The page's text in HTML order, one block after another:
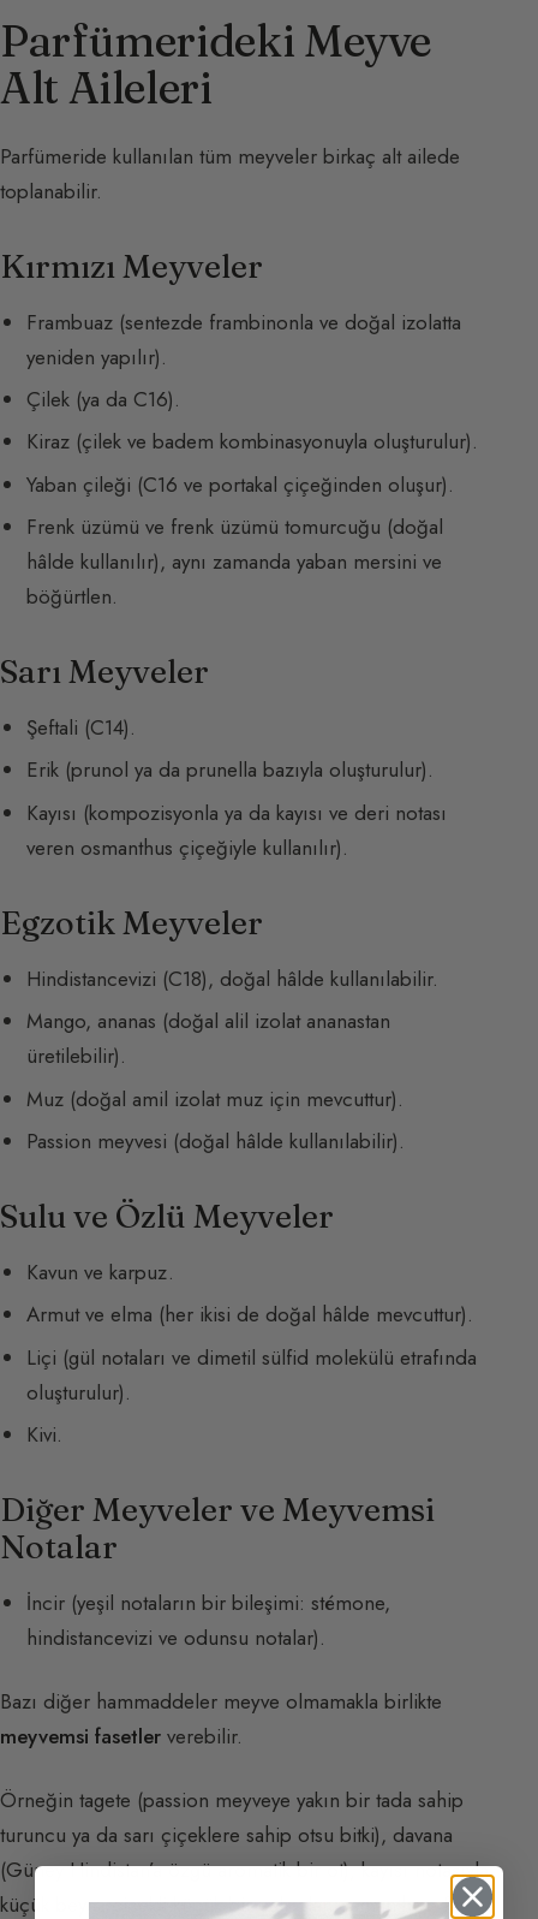
Parfümerideki Meyve
Alt Aileleri
Parfümeride kullanılan tüm meyveler birkaç alt ailede
toplanabilir.
Kırmızı Meyveler
Frambuaz (sentezde frambinonla ve doğal izolatta
yeniden yapılır).
Çilek (ya da C16).
Kiraz (çilek ve badem kombinasyonuyla oluşturulur).
Yaban çileği (C16 ve portakal çiçeğinden oluşur).
Frenk üzümü ve frenk üzümü tomurcuğu (doğal
hâlde kullanılır), aynı zamanda yaban mersini ve
böğürtlen.
Sarı Meyveler
Şeftali (C14).
Erik (prunol ya da prunella bazıyla oluşturulur).
Kayısı (kompozisyonla ya da kayısı ve deri notası
veren osmanthus çiçeğiyle kullanılır).
Egzotik Meyveler
Hindistancevizi (C18), doğal hâlde kullanılabilir.
Mango, ananas (doğal alil izolat ananastan
üretilebilir).
Muz (doğal amil izolat muz için mevcuttur).
Passion meyvesi (doğal hâlde kullanılabilir).
Sulu ve Özlü Meyveler
Kavun ve karpuz.
Armut ve elma (her ikisi de doğal hâlde mevcuttur).
Liçi (gül notaları ve dimetil sülfid molekülü etrafında
oluşturulur).
Kivi.
Diğer Meyveler ve Meyvemsi
Notalar
İncir (yeşil notaların bir bileşimi: stémone,
hindistancevizi ve odunsu notalar).
Bazı diğer hammaddeler meyve olmamakla birlikte
meyvemsi fasetler verebilir.
Örneğin tagete (passion meyveye yakın bir tada sahip
turuncu ya da sarı çiçeklere sahip otsu bitki), davana
(Güney Hindistan’a özgü aromatik bir ot), kayısı notasıyla
küçük beyaz çiçekli küçük bir çalı olan osmanthus, fir